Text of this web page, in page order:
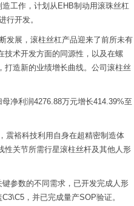
工作，计划从EHB制动用滚珠丝杠
行开发。
发展，滚柱丝杠产品迎来了前所未有
技术开发方面的同源性，以及在螺
打造新的业绩增长曲线。公司滚柱丝
净利润4276.88万元增长414.39%至
震裕科技利用自身在超精密制造体
性关节所需行星滚柱丝杆及其他人形
参数的不同需求，已开发完成人形
，并已完成量产SOP验证。